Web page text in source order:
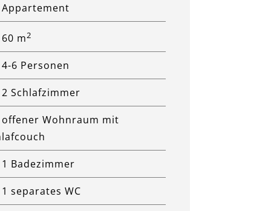
m2
6 Personen
Schlafzimmer
Wohnraum mit
Badezimmer
separates WC